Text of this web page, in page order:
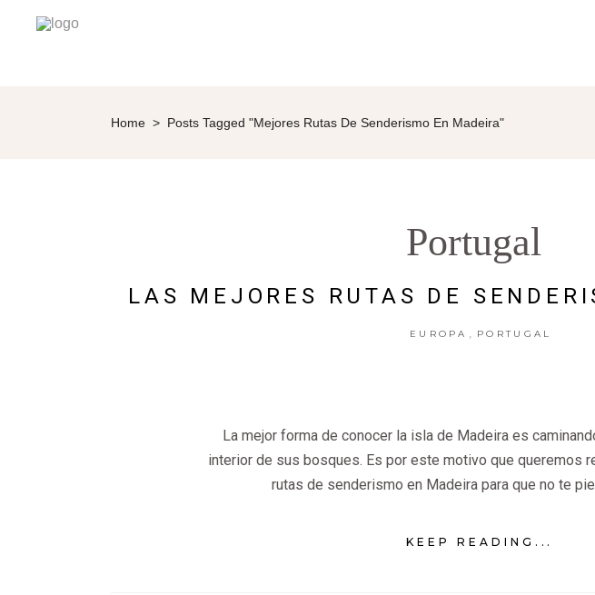
Home > Posts Tagged "mejores Rutas De Senderismo En Madeira"
Portugal
LAS MEJORES RUTAS DE
EUROPA PORTUGAL
La mejor forma de conocer la isla de Madeira es
interior de sus bosques. Es por este motivo que queremos
rutas de senderismo en Madeira para que no te
KEEP READING...